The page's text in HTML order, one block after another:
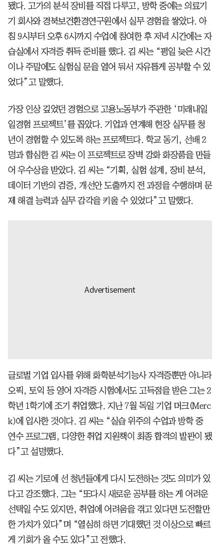
됐다. 고가의 분석 장비를 직접 다루고, 방학 중에는 의료기
기 회사와 경북보건환경연구원에서 실무 경험을 쌓았다. 아
침 9시부터 오후 6시까지 수업에 참여한 후 저녁 시간에는 자
습실에서 자격증 취득 준비를 했다. 김 씨는 “평일 늦은 시간
이나 주말에도 실험실 문을 열어 둬서 자유롭게 공부할 수 있
었다”고 말했다.
가장 인상 깊었던 경험으로 고용노동부가 주관한 ‘미래내일
일경험 프로젝트’를 꼽았다. 기업과 연계해 현장 실무를 청
년이 경험할 수 있도록 하는 프로젝트다. 학교 동기, 선배 2
명과 합심한 김 씨는 이 프로젝트로 장벽 강화 화장품을 만들
어 우수상을 받았다. 김 씨는 “기획, 실험 설계, 장비 분석,
데이터 기반의 검증, 개선안 도출까지 전 과정을 수행하며 문
제 해결 능력과 실무 감각을 키울 수 있었다”고 말했다.
글로벌 기업 입사를 위해 화학분석기능사 자격증뿐만 아니라
오픽, 토익 등 영어 자격증 시험에서도 고득점을 받은 그는 2
학년 1학기에 조기 취업했다. 지난 7월 독일 기업 머크(Merc
k)에 입사한 것이다. 김 씨는 “실습 위주의 수업과 방학 중
연수 프로그램, 다양한 취업 지원책이 최종 합격의 발판이 됐
다”고 설명했다.
김 씨는 기로에 선 청년들에게 다시 도전하는 것도 의미가 있
다고 강조했다. 그는 “또다시 새로운 공부를 하는 게 어려운
선택일 수도 있지만, 취업에 어려움을 겪고 있다면 도전할만
한 가치가 있다”며 “열심히 하면 기대했던 것 이상으로 빠르
게 기회가 올 수도 있다”고 전했다.